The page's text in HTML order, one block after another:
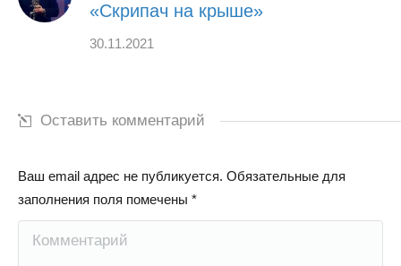
«Скрипач на крыше»
30.11.2021
Оставить комментарий
Ваш email адрес не публикуется. Обязательные для
заполнения поля помечены *
Комментарий